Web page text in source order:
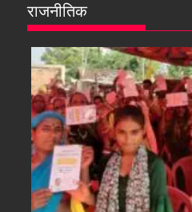
राजनीतिक